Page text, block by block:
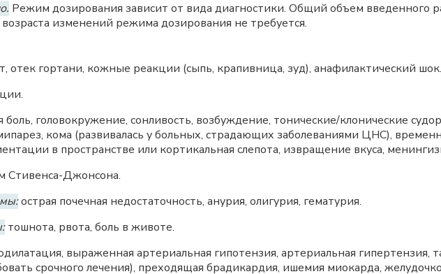
Режим дозирования зависит от вида диагностики. Общий объем введенного
изменений режима дозирования не требуется.
отек гортани, кожные реакции (сыпь, крапивница, зуд), анафилактический шок.
боль, головокружение, сонливость, возбуждение, тонические/клонические
кома (развивалась у больных, страдающих заболеваниями ЦНС),
в пространстве или кортикальная слепота, извращение вкуса,
Стивенса-Джонсона.
острая почечная недостаточность, анурия, олигурия, гематурия.
тошнота, рвота, боль в животе.
выраженная артериальная гипотензия, артериальная гипертензия,
срочного лечения), преходящая брадикардия, ишемия миокарда,